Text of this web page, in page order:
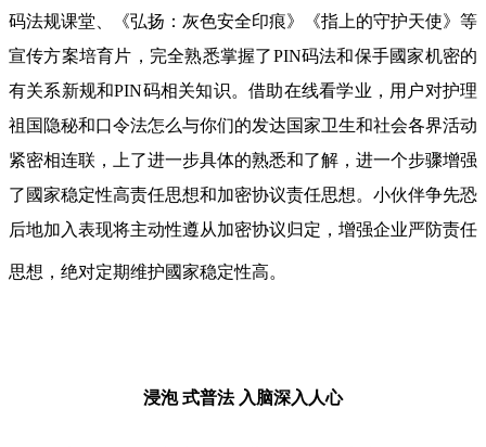
码法规课堂、《弘扬：灰色安全印痕》《指上的守护天使》等
宣传方案培育片，完全熟悉掌握了PIN码法和保手國家机密的
有关系新规和PIN码相关知识。借助在线看学业，用户对护理
祖国隐秘和口令法怎么与你们的发达国家卫生和社会各界活动
紧密相连联，上了进一步具体的熟悉和了解，进一个步骤增强
了國家稳定性高责任思想和加密协议责任思想。小伙伴争先恐
后地加入表现将主动性遵从加密协议归定，增强企业严防责任
思想，绝对定期维护國家稳定性高。
浸泡 式普法 入脑深入人心